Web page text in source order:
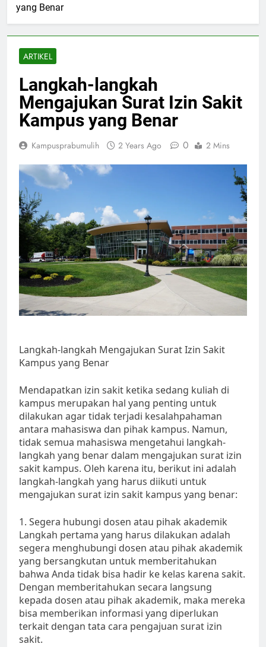
yang Benar
ARTIKEL
Langkah-langkah
Mengajukan Surat Izin Sakit
Kampus yang Benar
Kampusprabumulih 2 Years Ago 0 2 Mins
Langkah-langkah Mengajukan Surat Izin Sakit
Kampus yang Benar
Mendapatkan izin sakit ketika sedang kuliah di
kampus merupakan hal yang penting untuk
dilakukan agar tidak terjadi kesalahpahaman
antara mahasiswa dan pihak kampus. Namun,
tidak semua mahasiswa mengetahui langkah-
langkah yang benar dalam mengajukan surat izin
sakit kampus. Oleh karena itu, berikut ini adalah
langkah-langkah yang harus diikuti untuk
mengajukan surat izin sakit kampus yang benar:
1. Segera hubungi dosen atau pihak akademik
Langkah pertama yang harus dilakukan adalah
segera menghubungi dosen atau pihak akademik
yang bersangkutan untuk memberitahukan
bahwa Anda tidak bisa hadir ke kelas karena sakit.
Dengan memberitahukan secara langsung
kepada dosen atau pihak akademik, maka mereka
bisa memberikan informasi yang diperlukan
terkait dengan tata cara pengajuan surat izin
sakit.